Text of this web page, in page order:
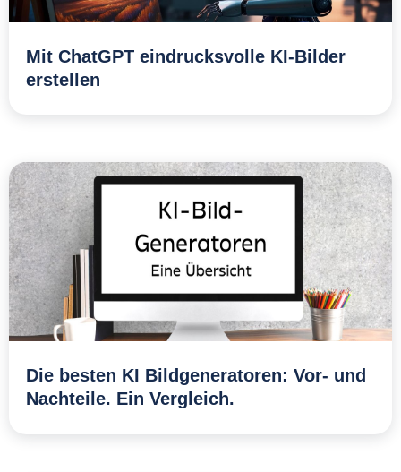
Mit ChatGPT eindrucksvolle KI-Bilder
erstellen
Die besten KI Bildgeneratoren: Vor- und
Nachteile. Ein Vergleich.